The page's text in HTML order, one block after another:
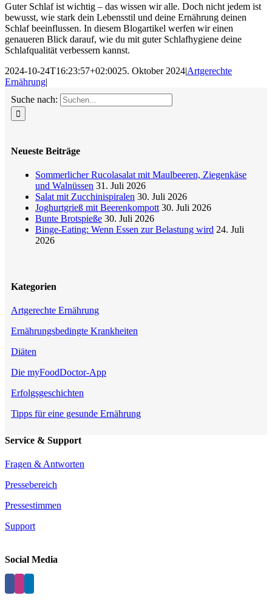
Guter Schlaf ist wichtig – das wissen wir alle. Doch nicht jedem ist
bewusst, wie stark dein Lebensstil und deine Ernährung deinen
Schlaf beeinflussen. In diesem Blogartikel werfen wir einen
genaueren Blick darauf, wie du mit guter Schlafhygiene deine
Schlafqualität verbessern kannst.
2024-10-24T16:23:57+02:0025. Oktober 2024|Artgerechte
Ernährung|
Suche nach:
Neueste Beiträge
Sommerlicher Rucolasalat mit Maulbeeren, Ziegenkäse
und Walnüssen 31. Juli 2026
Salat mit Zucchinispiralen 30. Juli 2026
Joghurtgrieß mit Beerenkompott 30. Juli 2026
Bunte Brotspieße 30. Juli 2026
Binge-Eating: Wenn Essen zur Belastung wird 24. Juli
2026
Kategorien
Artgerechte Ernährung
Ernährungsbedingte Krankheiten
Diäten
Die myFoodDoctor-App
Erfolgsgeschichten
Tipps für eine gesunde Ernährung
Service & Support
Fragen & Antworten
Pressebereich
Pressestimmen
Support
Social Media